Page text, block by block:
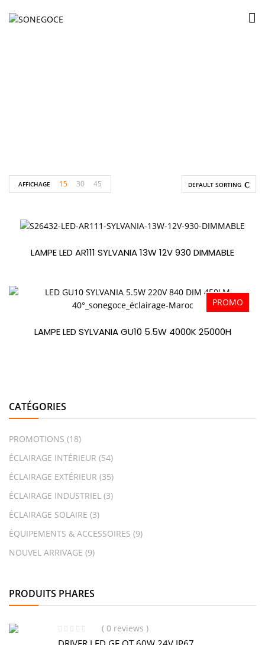
CATÉGORIES
PROMOTIONS (18)
ÉCLAIRAGE INTÉRIEUR (54)
ÉCLAIRAGE EXTÉRIEUR (35)
ÉCLAIRAGE INDUSTRIEL (3)
ÉCLAIRAGE SOLAIRE (3)
ÉQUIPEMENTS & ACCESSOIRES (9)
NOUVEL ARRIVAGE (9)
PRODUITS PHARES
( 0 reviews )
DEFAULT SORTING
AFFICHAGE 15 30 45
LAMPE LED AR111 SYLVANIA 13W 12V 930 DIMMABLE
PROMO
LAMPE LED SYLVANIA GU10 5.5W 4000K 25000H